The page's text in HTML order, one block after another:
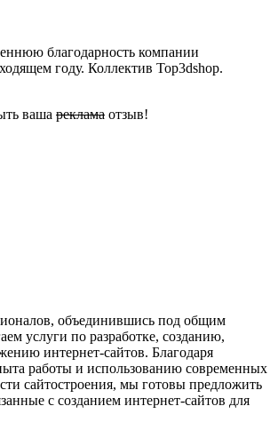
благодарность компании
году. Коллектив Top3dshop.
ваша реклама отзыв!
объединившись под общим
услуги по разработке, созданию,
интернет-сайтов. Благодаря
работы и использованию современных
сайтостроения, мы готовы предложить
с созданием интернет-сайтов для